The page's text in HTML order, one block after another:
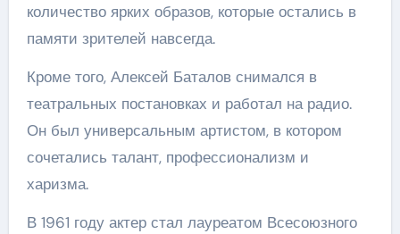
количество ярких образов, которые остались в
памяти зрителей навсегда.
Кроме того, Алексей Баталов снимался в
театральных постановках и работал на радио.
Он был универсальным артистом, в котором
сочетались талант, профессионализм и
харизма.
В 1961 году актер стал лауреатом Всесоюзного